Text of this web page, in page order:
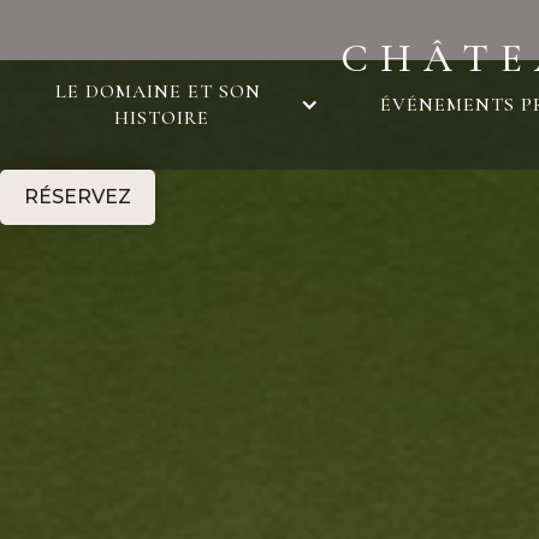
LE DOMAINE ET SON
HISTOIRE
ÉVÉNEMENTS
RÉSERVEZ